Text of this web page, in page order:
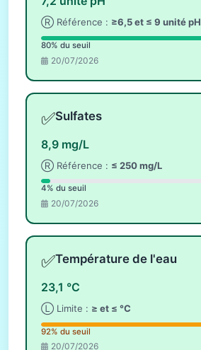
Ⓡ Référence : ≥6,5 et ≤ 9 unité pH
80% du seuil
20/07/2026
✅Sulfates
8,9 mg/L
Ⓡ Référence : ≤ 250 mg/L
4% du seuil
20/07/2026
✅Température de l'eau
23,1 °C
Ⓛ Limite : ≥ et ≤ °C
92% du seuil
20/07/2026